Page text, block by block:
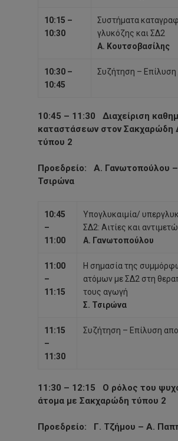
10:15 –
10:30
Συστήματα
γλυκόζης και ΣΔ2
Α. Κουτσοβασίλης
10:30 –
10:45
Συζήτηση –
10:45 – 11:30
Διαχείριση
καταστάσεων στον Σακχαρώδη
τύπου 2
Προεδρείο: Α. Γανωτοπούλου
Τσιρώνα
10:45
–
11:00
Υπογλυκαιμία/
ΣΔ2: Αιτίες και
Α. Γανωτοπούλου
11:00
–
11:15
Η σημασία της
ατόμων με ΣΔ2 στη
τους αγωγή
Σ. Τσιρώνα
11:15
–
11:30
Συζήτηση – Επίλυση
11:30 – 12:15 Ο ρόλος του
άτομα με Σακχαρώδη τύπου 2
Προεδρείο: Γ. Τζήμου – Α.